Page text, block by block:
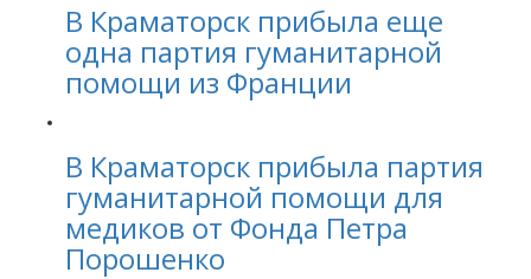
В Краматорск прибыла еще
одна партия гуманитарной
помощи из Франции
В Краматорск прибыла партия
гуманитарной помощи для
медиков от Фонда Петра
Порошенко